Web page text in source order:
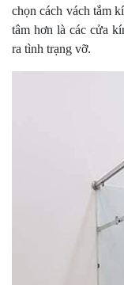
chọn cách vách tắm
tâm hơn là các cửa
ra tình trạng vỡ.